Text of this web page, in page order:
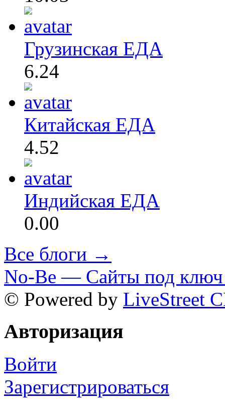
Грузинская ЕДА
6.24
Китайская ЕДА
4.52
Индийская ЕДА
0.00
Все блоги →
No-Be — Сайты под ключ
© Powered by LiveStreet
Авторизация
Войти
Зарегистрироваться